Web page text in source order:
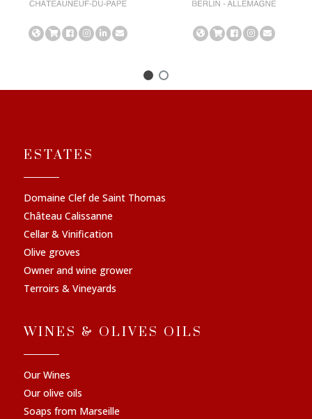
ESTATES
Domaine Clef de Saint Thomas
Château Calissanne
Cellar & Vinification
Olive groves
Owner and wine grower
Terroirs & Vineyards
WINES & OLIVES OILS
Our Wines
Our olive oils
Soaps from Marseille